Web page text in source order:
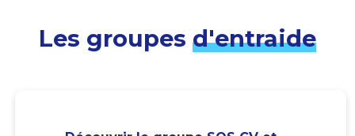
Les groupes d'entraide